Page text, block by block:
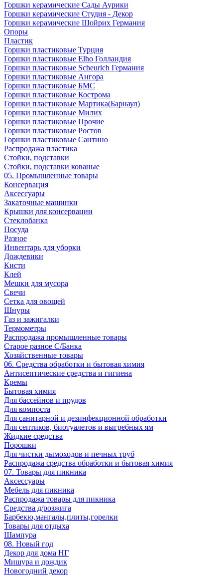
Горшки керамические Сады Аурики
Горшки керамические Студия - Декор
Горшки керамические Шойрих Германия
Опоры
Пластик
Горшки пластиковые Турция
Горшки пластиковые Elho Голландия
Горшки пластиковые Scheuriсh Германия
Горшки пластиковые Ангора
Горшки пластиковые БМС
Горшки пластиковые Кострома
Горшки пластиковые Мартика(Барнаул)
Горшки пластиковые Милих
Горшки пластиковые Прочие
Горшки пластиковые Ростов
Горшки пластиковые Сантино
Распродажа пластика
Стойки, подставки
Стойки, подставки кованые
05. Промышленные товары
Консервация
Аксессуары
Закаточные машинки
Крышки для консервации
Стеклобанка
Посуда
Разное
Инвентарь для уборки
Дождевики
Кисти
Клей
Мешки для мусора
Свечи
Сетка для овощей
Шнуры
Газ и зажигалки
Термометры
Распродажа промышленные товары
Старое разное С/Банка
Хозяйственные товары
06. Средства обработки и бытовая химия
Антисептические средства и гигиена
Кремы
Бытовая химия
Для бассейнов и прудов
Для компоста
Для санитарной и дезинфекционной обработки
Для септиков, биотуалетов и выгребных ям
Жидкие средства
Порошки
Для чистки дымоходов и печных труб
Распродажа средства обработки и бытовая химия
07. Товары для пикника
Аксессуары
Мебель для пикника
Распродажа товары для пикника
Средства д/розжига
Барбекю,мангалы,плиты,горелки
Товары для отдыха
Шампура
08. Новый год
Декор для дома НГ
Мишура и дождик
Новогодний декор